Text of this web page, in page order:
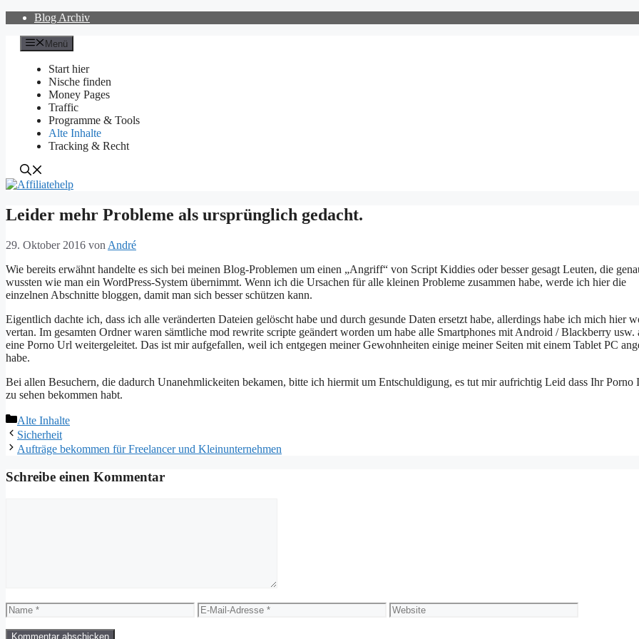
Zum
springen
Blog Archiv
Menü
Start hier
Nische finden
Money Pages
Traffic
Programme & Tools
Alte Inhalte
Tracking & Recht
Leider mehr Probleme als ursprünglich gedacht.
29. Oktober 2016 von André
Wie bereits erwähnt handelte es sich bei meinen Blog-Problemen um einen „Angriff“ von Script Kiddies oder besser gesagt Leuten, die
wussten wie man ein WordPress-System übernimmt. Wenn ich die Ursachen für alle kleinen Probleme zusammen habe, werde ich hier die
einzelnen Abschnitte bloggen, damit man sich besser schützen kann.
Eigentlich dachte ich, dass ich alle veränderten Dateien gelöscht habe und durch gesunde Daten ersetzt habe, allerdings habe ich mich hier
vertan. Im gesamten Ordner waren sämtliche mod rewrite scripte geändert worden um habe alle Smartphones mit Android / Blackberry usw.
eine Porno Url weitergeleitet. Das ist mir aufgefallen, weil ich entgegen meiner Gewohnheiten einige meiner Seiten mit einem Tablet PC
habe.
Bei allen Besuchern, die dadurch Unanehmlickeiten bekamen, bitte ich hiermit um Entschuldigung, es tut mir aufrichtig Leid dass Ihr Porno
zu sehen bekommen habt.
Kategorien
Alte Inhalte
Sicherheit
Aufträge bekommen für Freelancer und Kleinunternehmen
Schreibe einen Kommentar
Name
E-
Mail-
Website